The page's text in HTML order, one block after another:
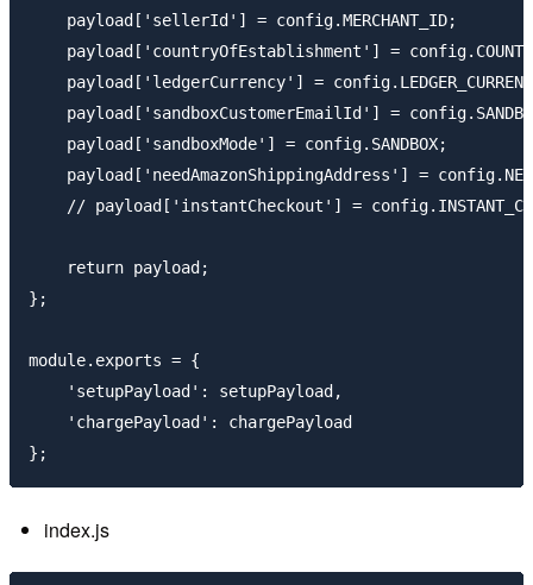
    payload['sellerId'] = config.MERCHANT_ID;
payload['countryOfEstablishment'] =
payload['ledgerCurrency'] =
payload['sandboxCustomerEmailId'] =
    payload['sandboxMode'] = config.SANDBOX;
payload['needAmazonShippingAddress'] =
// payload['instantCheckout'] =
    return payload;
};
module.exports = {
    'setupPayload': setupPayload,
    'chargePayload': chargePayload
index.js